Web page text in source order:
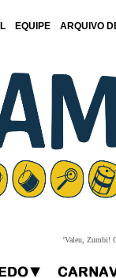
EQUIPE ARQUIVO
'Valeu, Zumbi!